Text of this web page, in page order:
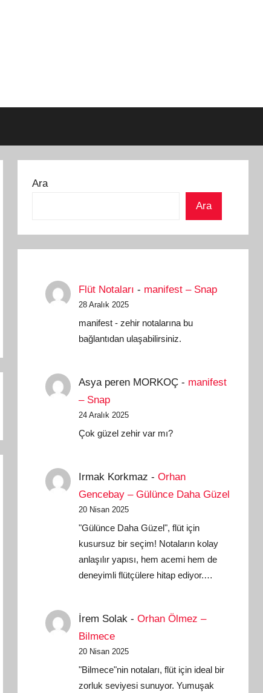
Ara
Ara
Flüt Notaları - manifest – Snap
28 Aralık 2025
manifest - zehir notalarına bu
bağlantıdan ulaşabilirsiniz.
Asya peren MORKOÇ- manifest
– Snap
24 Aralık 2025
Çok güzel zehir var mı?
Irmak Korkmaz - Orhan
Gencebay – Gülünce Daha Güzel
20 Nisan 2025
"Gülünce Daha Güzel", flüt için
kusursuz bir seçim! Notaların kolay
anlaşılır yapısı, hem acemi hem de
deneyimli flütçülere hitap ediyor.…
İrem Solak- Orhan Ölmez –
Bilmece
20 Nisan 2025
"Bilmece"nin notaları, flüt için ideal bir
zorluk seviyesi sunuyor. Yumuşak